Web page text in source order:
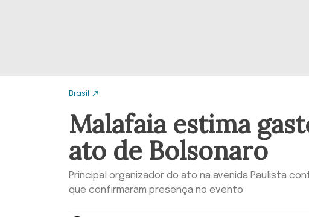
Brasil
Malafaia estima
ato de Bolsonaro
Principal organizador do ato na avenida Paulista
que confirmaram presença no evento